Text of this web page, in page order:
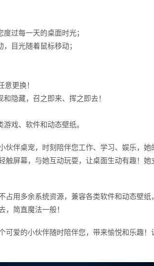
过每一天的桌面时光；
目光随着鼠标移动；
意更换！
隐藏，召之即来、挥之即去！
戏、软件和动态壁纸。
伙伴桌宠，时刻陪伴您工作、学习、娱乐，她
触屏幕，与她互动玩耍，让桌面生动有趣！她
占用多余系统资源，兼容各类软件和动态壁纸
，简直魔法一般！
可爱的小伙伴随时陪伴您，带来愉悦和乐趣！